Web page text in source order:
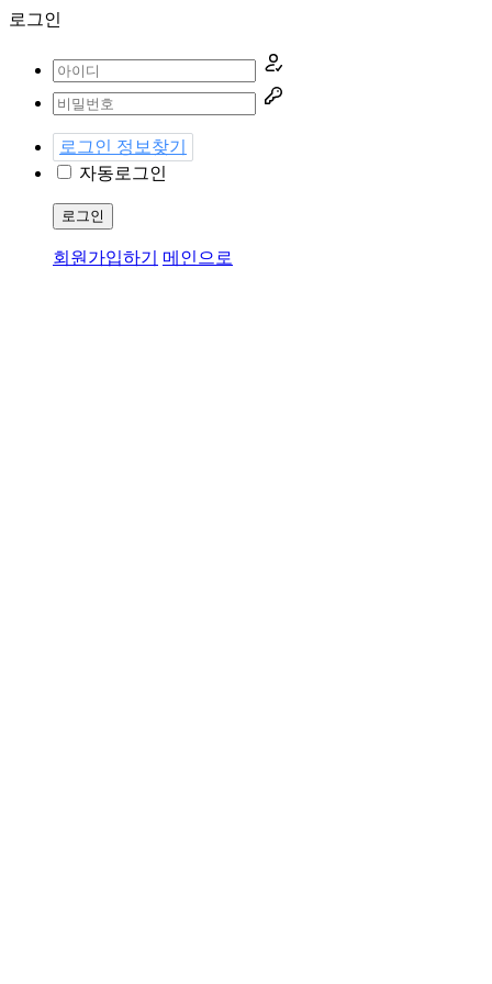
로그인
로그인 정보찾기
자동로그인
로그인
회원가입하기 메인으로